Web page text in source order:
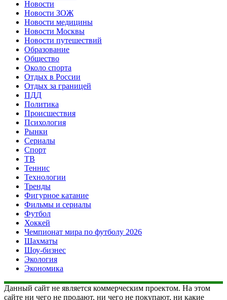
Новости
Новости ЗОЖ
Новости медицины
Новости Москвы
Новости путешествий
Образование
Общество
Около спорта
Отдых в России
Отдых за границей
ПДД
Политика
Происшествия
Психология
Рынки
Сериалы
Спорт
ТВ
Теннис
Технологии
Тренды
Фигурное катание
Фильмы и сериалы
Футбол
Хоккей
Чемпионат мира по футболу 2026
Шахматы
Шоу-бизнес
Экология
Экономика
Данный сайт не является коммерческим проектом. На этом
сайте ни чего не продают, ни чего не покупают, ни какие